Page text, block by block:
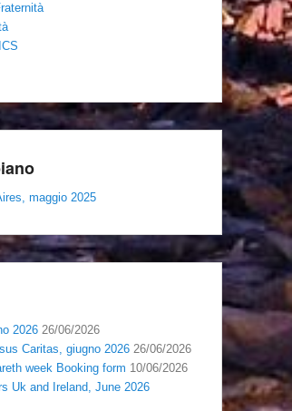
maggio 2025
2026 26/06/2026
Caritas, giugno 2026 26/06/2026
week Booking form 10/06/2026
Uk and Ireland, June 2026